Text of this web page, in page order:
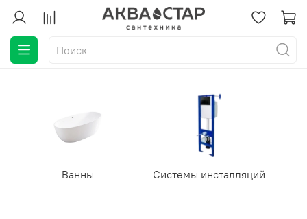
Ванны Системы инсталляций